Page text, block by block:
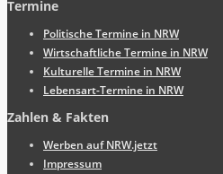
Termine
Politische Termine in NRW
Wirtschaftliche Termine in NRW
Kulturelle Termine in NRW
Lebensart-Termine in NRW
Zahlen & Fakten
Werben auf NRW.jetzt
Impressum